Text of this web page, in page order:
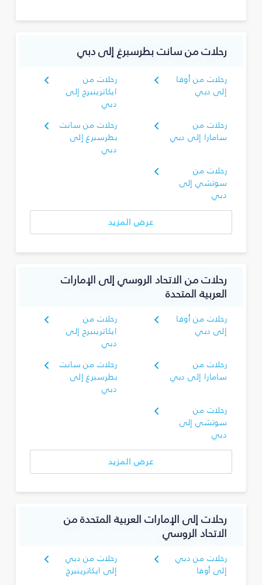
رحلات من سانت بطرسبرغ إلى دبي
رحلات من أوفا
إلى دبي
رحلات من
ايكاترينبرج إلى
دبي
رحلات من
سامارا إلى دبي
رحلات من سانت
بطرسبرغ إلى
دبي
رحلات من
سوتشي إلى
دبي
عرض المزيد
رحلات من الاتحاد الروسي إلى الإمارات
العربية المتحدة
رحلات من أوفا
إلى دبي
رحلات من
ايكاترينبرج إلى
دبي
رحلات من
سامارا إلى دبي
رحلات من سانت
بطرسبرغ إلى
دبي
رحلات من
سوتشي إلى
دبي
عرض المزيد
رحلات إلى الإمارات العربية المتحدة من
الاتحاد الروسي
رحلات من دبي
إلى أوفا
رحلات من دبي
إلى ايكاترينبرج